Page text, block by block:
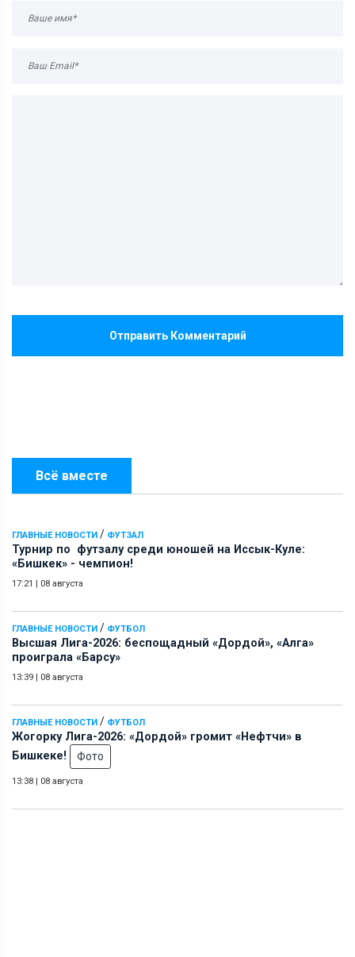
Всё вместе
ГЛАВНЫЕ НОВОСТИ / ФУТЗАЛ
Турнир по футзалу среди юношей на Иссык-Куле:
«Бишкек» - чемпион!
17:21 | 08 августа
ГЛАВНЫЕ НОВОСТИ / ФУТБОЛ
Высшая Лига-2026: беспощадный «Дордой», «Алга»
проиграла «Барсу»
13:39 | 08 августа
ГЛАВНЫЕ НОВОСТИ / ФУТБОЛ
Жогорку Лига-2026: «Дордой» громит «Нефтчи» в
Бишкеке!
Фото
13:38 | 08 августа
Отправить Комментарий